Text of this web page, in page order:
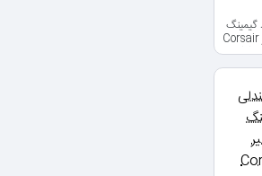
گیمینگ
کورسیر Corsair
K55